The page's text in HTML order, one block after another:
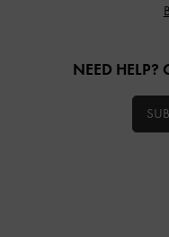
NEED HELP?